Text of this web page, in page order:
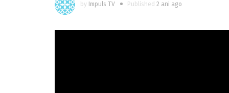
by Impuls TV Published 2 ani ago